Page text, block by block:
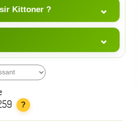
Kittoner ? ⌄
⌄
?